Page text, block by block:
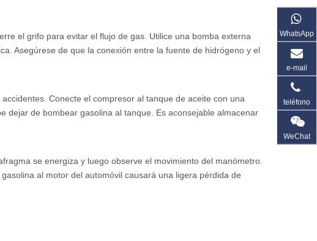
el grifo para evitar el flujo de gas. Utilice una bomba externa
Asegúrese de que la conexión entre la fuente de hidrógeno y el
Conecte el compresor al tanque de aceite con una
dejar de bombear gasolina al tanque. Es aconsejable almacenar
se energiza y luego observe el movimiento del manómetro.
al motor del automóvil causará una ligera pérdida de
WhatsApp
e-mail
teléfono
WeChat